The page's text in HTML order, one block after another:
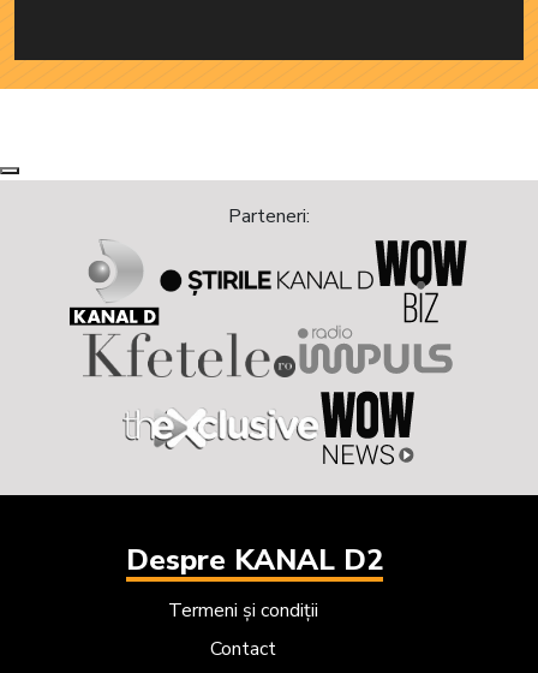
Next
Previous
Parteneri:
Despre KANAL D2
Termeni și condiții
Contact